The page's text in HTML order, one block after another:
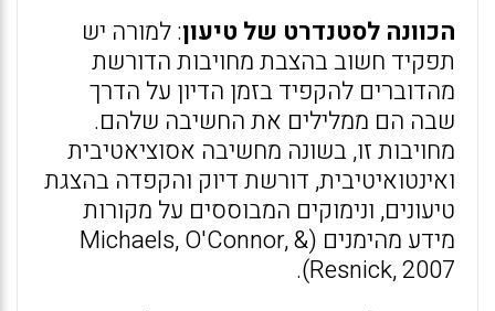
הכוונה לסטנדרט של טיעון: למורה יש
תפקיד חשוב בהצבת מחויבות הדורשת
מהדוברים להקפיד בזמן הדיון על הדרך
שבה הם ממלילים את החשיבה שלהם.
מחויבות זו, בשונה מחשיבה אסוציאטיבית
ואינטואיטיבית, דורשת דיוק והקפדה בהצגת
טיעונים, ונימוקים המבוססים על מקורות
מידע מהימנים (Michaels, O'Connor, &
Resnick, 2007).